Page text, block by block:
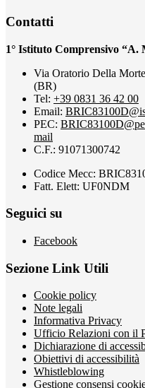
Contatti
1° Istituto Comprensivo
Via Oratorio Della
(BR)
Tel: +39 0831 36 42 00
Email:
PEC:
mail
C.F.: 91071300742
Codice Mecc:
Fatt. Elett: UF0NDM
Seguici su
Facebook
Sezione Link Utili
Cookie policy
Note legali
Informativa Privacy
Ufficio Relazioni con il
Dichiarazione di
Obiettivi di accessibilità
Whistleblowing
Gestione consensi